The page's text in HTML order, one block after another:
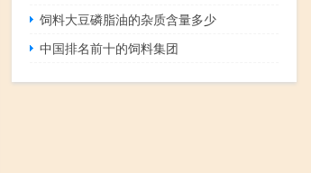
饲料大豆磷脂油的杂质含量多少
中国排名前十的饲料集团